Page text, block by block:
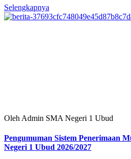
Selengkapnya
Oleh Admin SMA Negeri 1 Ubud
Pengumuman Sistem Penerimaan
Negeri 1 Ubud 2026/2027